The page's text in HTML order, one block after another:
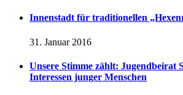
Innenstadt für traditionellen
31. Januar 2016
Unsere Stimme zählt: Jugendbeirat
Interessen junger Menschen